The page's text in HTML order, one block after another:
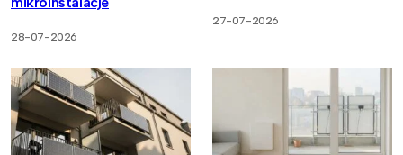
28-07-2026
27-07-2026